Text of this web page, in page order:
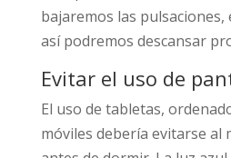
bajaremos las pulsaciones,
así podremos descansar
Evitar el uso de
El uso de tabletas,
móviles debería evitarse al